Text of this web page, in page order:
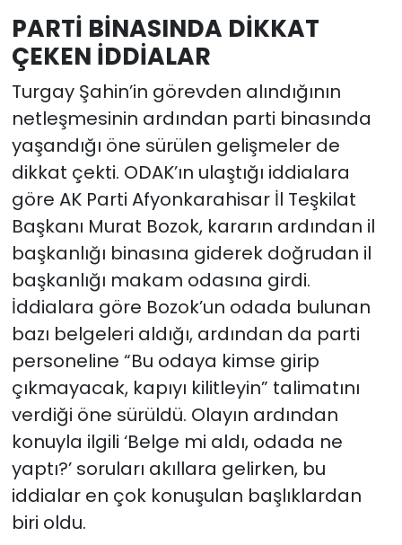
PARTİ BİNASINDA DİKKAT
ÇEKEN İDDİALAR
Turgay Şahin’in görevden alındığının
netleşmesinin ardından parti binasında
yaşandığı öne sürülen gelişmeler de
dikkat çekti. ODAK’ın ulaştığı iddialara
göre AK Parti Afyonkarahisar İl Teşkilat
Başkanı Murat Bozok, kararın ardından il
başkanlığı binasına giderek doğrudan il
başkanlığı makam odasına girdi.
İddialara göre Bozok’un odada bulunan
bazı belgeleri aldığı, ardından da parti
personeline “Bu odaya kimse girip
çıkmayacak, kapıyı kilitleyin” talimatını
verdiği öne sürüldü. Olayın ardından
konuyla ilgili ‘Belge mi aldı, odada ne
yaptı?’ soruları akıllara gelirken, bu
iddialar en çok konuşulan başlıklardan
biri oldu.